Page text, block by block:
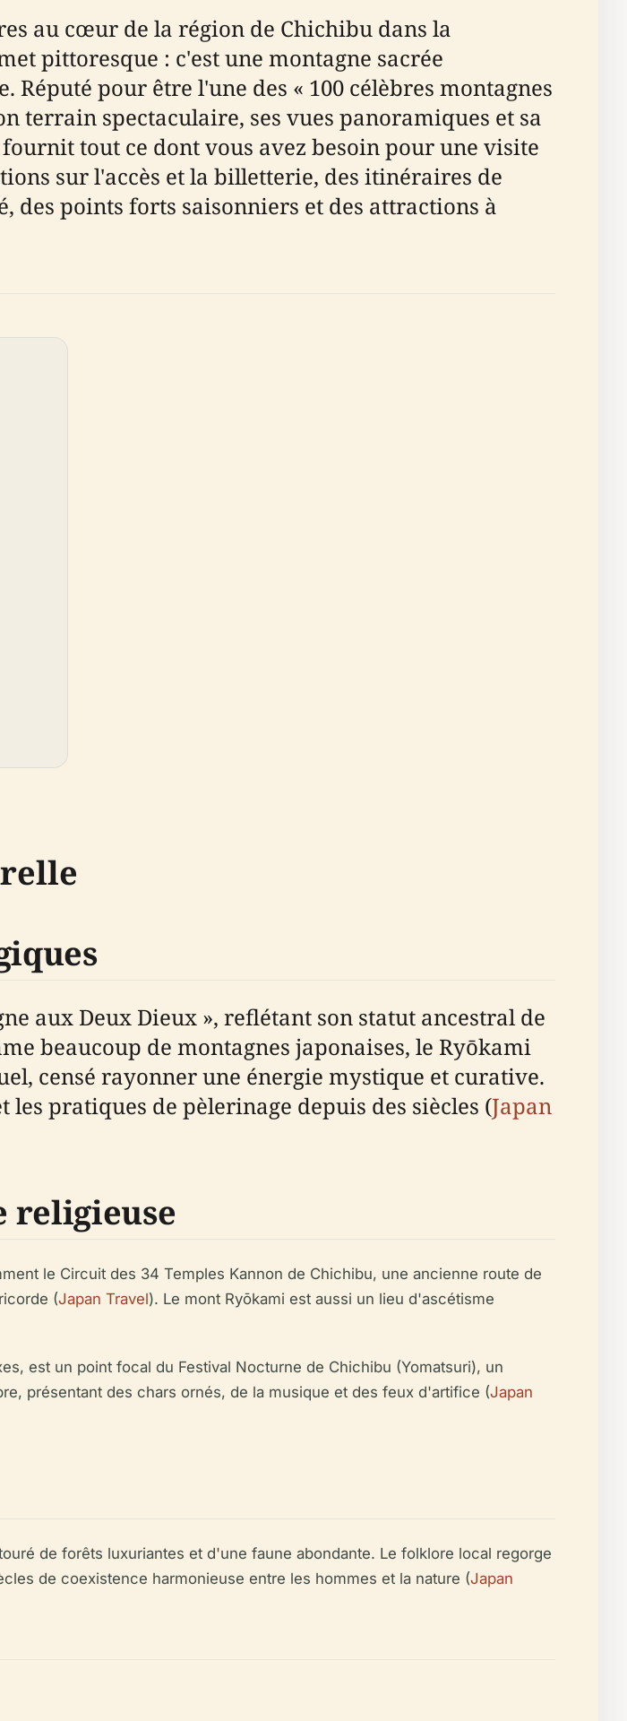
au cœur de la région de Chichibu dans la
pittoresque : c'est une montagne sacrée
pour être l'une des « 100 célèbres montagnes
terrain spectaculaire, ses vues panoramiques et sa
tout ce dont vous avez besoin pour une visite
sur l'accès et la billetterie, des itinéraires de
des points forts saisonniers et des attractions à
aux Deux Dieux », reflétant son statut ancestral de
beaucoup de montagnes japonaises, le Ryōkami
censé rayonner une énergie mystique et curative.
les pratiques de pèlerinage depuis des siècles (Japan
religieuse
le Circuit des 34 Temples Kannon de Chichibu, une ancienne route de
(Japan Travel). Le mont Ryōkami est aussi un lieu d'ascétisme
est un point focal du Festival Nocturne de Chichibu (Yomatsuri), un
présentant des chars ornés, de la musique et des feux d'artifice (Japan
de forêts luxuriantes et d'une faune abondante. Le folklore local regorge
de coexistence harmonieuse entre les hommes et la nature (Japan